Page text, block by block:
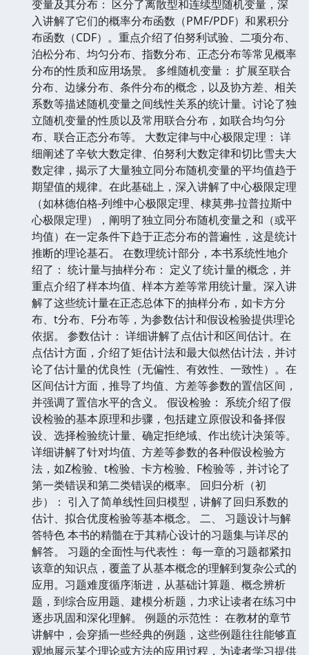
变量及其分布： 区分了离散型和连续型随机变量，深
入讲解了它们的概率分布函数（PMF/PDF）和累积分
布函数（CDF）。重点介绍了伯努利试验、二项分布、
泊松分布、均匀分布、指数分布、正态分布等常见概率
分布的性质和应用场景。 多维随机变量： 扩展至联合
分布、边缘分布、条件分布的概念，以及协方差、相关
系数等描述随机变量之间线性关系的统计量。讨论了独
立随机变量的性质以及常用联合分布，如联合均匀分
布、联合正态分布等。 大数定律与中心极限定理： 详
细阐述了辛钦大数定律、伯努利大数定律和切比雪夫大
数定律，揭示了大量独立同分布随机变量的平均值趋于
期望值的规律。在此基础上，深入讲解了中心极限定理
（如林德伯格-列维中心极限定理、棣莫弗-拉普拉斯中
心极限定理），阐明了独立同分布随机变量之和（或平
均值）在一定条件下趋于正态分布的普遍性，这是统计
推断的理论基石。 在数理统计部分，本书系统性地介
绍了： 统计量与抽样分布： 定义了统计量的概念，并
重点介绍了样本均值、样本方差等常用统计量。深入讲
解了这些统计量在正态总体下的抽样分布，如卡方分
布、t分布、F分布等，为参数估计和假设检验提供理论
依据。 参数估计： 详细讲解了点估计和区间估计。在
点估计方面，介绍了矩估计法和最大似然估计法，并讨
论了估计量的优良性（无偏性、有效性、一致性）。在
区间估计方面，推导了均值、方差等参数的置信区间，
并强调了置信水平的含义。 假设检验： 系统介绍了假
设检验的基本原理和步骤，包括建立原假设和备择假
设、选择检验统计量、确定拒绝域、作出统计决策等。
详细讲解了针对均值、方差等参数的各种假设检验方
法，如Z检验、t检验、卡方检验、F检验等，并讨论了
第一类错误和第二类错误的概率。 回归分析（初
步）： 引入了简单线性回归模型，讲解了回归系数的
估计、拟合优度检验等基本概念。 二、 习题设计与解
答特色 本书的精髓在于其精心设计的习题集与详尽的
解答。 习题的全面性与代表性： 每一章的习题都紧扣
该章的知识点，覆盖了从基本概念的理解到复杂公式的
应用。习题难度循序渐进，从基础计算题、概念辨析
题，到综合应用题、建模分析题，力求让读者在练习中
逐步巩固和深化理解。 例题的示范性： 在教材的章节
讲解中，会穿插一些经典的例题，这些例题往往能够直
观地展示某个理论或方法的应用过程，为读者学习提供